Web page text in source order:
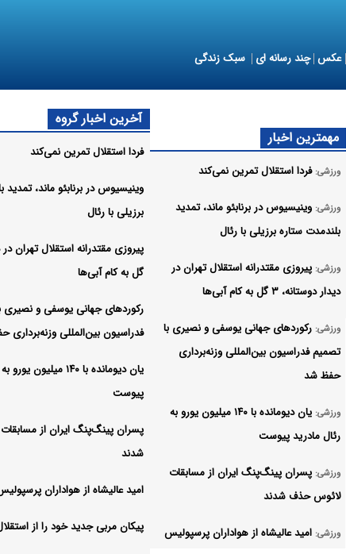
عکس چند رسانه ای سبک زندگی
مهمترین اخبار
ورزشی: فردا استقلال تمرین نمی‌کند
ورزشی: وینیسیوس در برنابئو ماند، تمدید
بلندمدت ستاره برزیلی با رئال
ورزشی: پیروزی مقتدرانه استقلال تهران در
دیدار دوستانه، ۳ گل به کام آبی‌ها
ورزشی: رکوردهای جهانی یوسفی و نصیری با
تصمیم فدراسیون بین‌المللی وزنه‌برداری
حفظ شد
ورزشی:
یان دیومانده با ۱۴۰ میلیون یورو به
رئال مادرید پیوست
ورزشی: پسران پینگ‌پنگ ایران از مسابقات
لائوس حذف شدند
ورزشی: امید عالیشاه از هواداران پرسپولیس
آخرین اخبار گروه
فردا استقلال تمرین نمی‌کند
وینیسیوس در برنابئو ماند، تمدید
برزیلی با رئال
گل به کام آبی‌ها
رکوردهای جهانی یوسفی و نصیری
فدراسیون بین‌المللی
یان دیومانده با ۱۴۰
پیوست
پسران پینگ‌پنگ ایران از
شدند
امید عالیشاه از هواداران
پیکان مربی جدید خود را از